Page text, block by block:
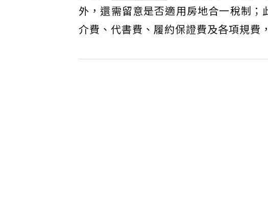
外，還需留意是否適用房地合一稅制
介費、代書費、履約保證費及各項規費